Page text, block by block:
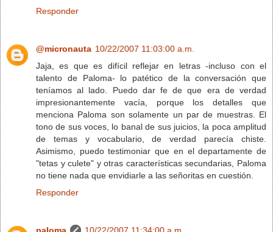
Responder
@micronauta 10/22/2007 11:03:00 a.m.
Jaja, es que es difícil reflejar en letras -incluso con el
talento de Paloma- lo patético de la conversación que
teníamos al lado. Puedo dar fe de que era de verdad
impresionantemente vacía, porque los detalles que
menciona Paloma son solamente un par de muestras. El
tono de sus voces, lo banal de sus juicios, la poca amplitud
de temas y vocabulario, de verdad parecía chiste.
Asimismo, puedo testimoniar que en el departamente de
"tetas y culete" y otras características secundarias, Paloma
no tiene nada que envidiarle a las señoritas en cuestión.
Responder